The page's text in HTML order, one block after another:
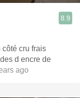
8.9
côté cru frais
d encre de
ago